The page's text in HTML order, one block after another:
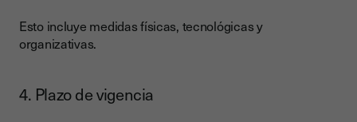
Esto incluye medidas físicas, tecnológicas y
organizativas.
4. Plazo de vigencia